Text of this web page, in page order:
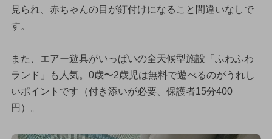
見られ、赤ちゃんの目が釘付けになること間違いなしで
す。
また、エアー遊具がいっぱいの全天候型施設「ふわふわ
ランド」も人気。0歳〜2歳児は無料で遊べるのがうれし
いポイントです（付き添いが必要、保護者15分400
円）。